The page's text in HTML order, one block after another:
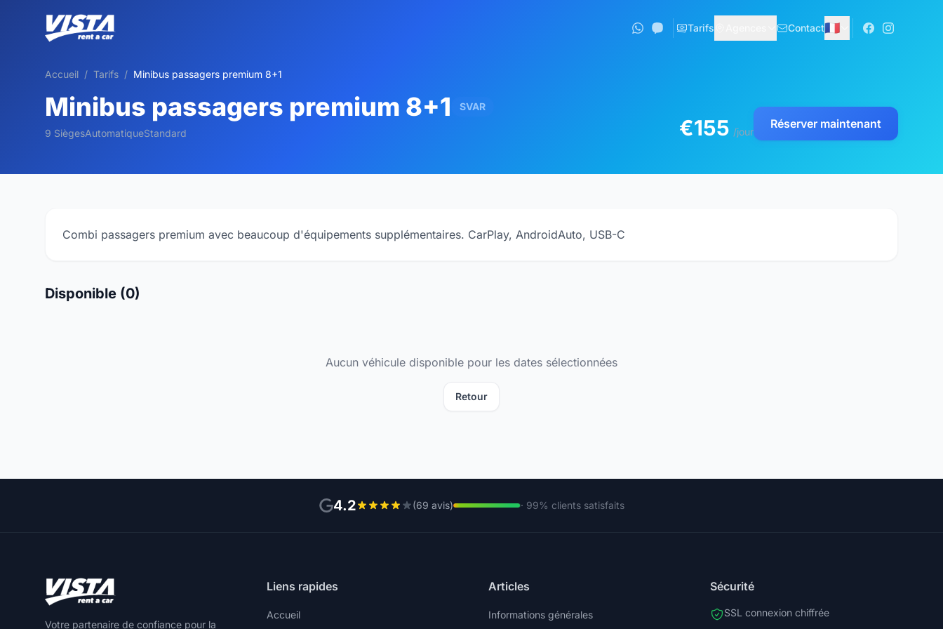
Tarifs Contact🇫🇷
Accueil / Tarifs / Minibus passagers premium 8+1
Minibus passagers premium 8+1 SVAR
9 SiègesAutomatiqueStandard €155 /jour
Réserver maintenant
Combi passagers premium avec beaucoup d'équipements supplémentaires. CarPlay, AndroidAuto, USB-C
Disponible (0)
Aucun véhicule disponible pour les dates sélectionnées
Retour
4.2 (69 avis) · 99% clients satisfaits
Votre partenaire de confiance pour la
Liens rapides
Accueil
Articles
Informations générales
Sécurité
SSL connexion chiffrée